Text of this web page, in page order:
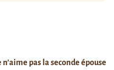
n’aime pas la seconde épouse